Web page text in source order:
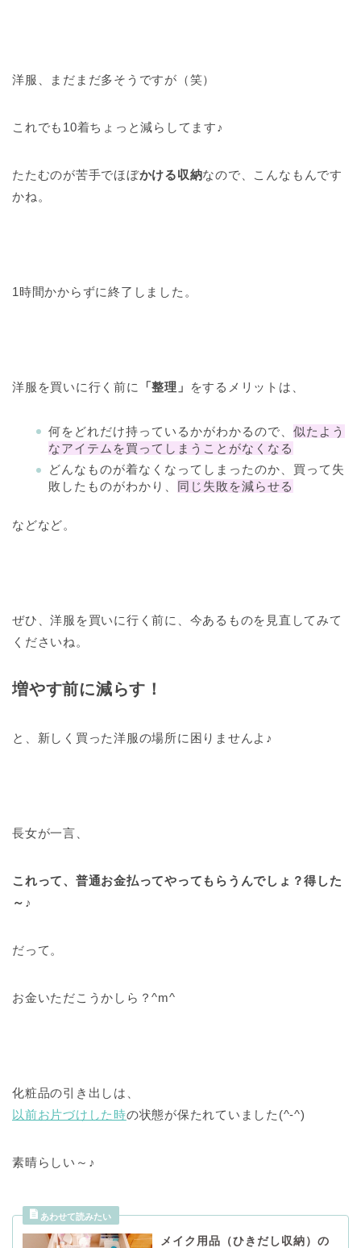
洋服、まだまだ多そうですが（笑）
これでも10着ちょっと減らしてます♪
たたむのが苦手でほぼかける収納なので、こんなもんです
かね。
1時間かからずに終了しました。
洋服を買いに行く前に 「整理」 をするメリットは、
何をどれだけ持っているかがわかるので、 似たよう
なアイテムを買ってしまうことがなくなる
どんなものが着なくなってしまったのか、買って失
敗したものがわかり、 同じ失敗を減らせる
などなど。
ぜひ、洋服を買いに行く前に、今あるものを見直してみて
くださいね。
増やす前に減らす！
と、新しく買った洋服の場所に困りませんよ♪
長女が一言、
これって、普通お金払ってやってもらうんでしょ？得した
～♪
だって。
お金いただこうかしら？^m^
化粧品の引き出しは、
以前お片づけした時の状態が保たれていました(^-^)
素晴らしい～♪
メイク用品（ひきだし収納）の